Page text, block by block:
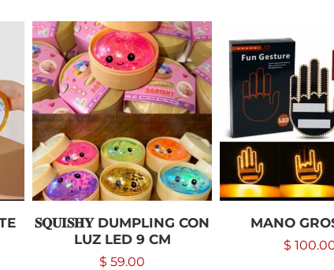
𝐒𝐐𝐔𝐈𝐒𝐇𝐘 DUMPLING CON
LUZ LED 9 CM
$ 59.00
MANO
$